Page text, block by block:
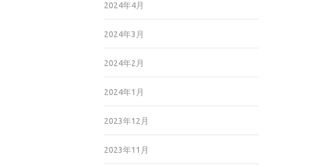
2024年4月
2024年3月
2024年2月
2024年1月
2023年12月
2023年11月